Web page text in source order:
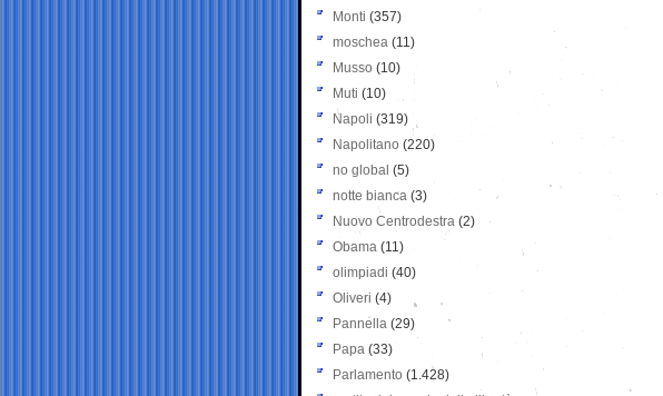
Monti (357)
moschea (11)
Musso (10)
Muti (10)
Napoli (319)
Napolitano (220)
no global (5)
notte bianca (3)
Nuovo Centrodestra (2)
Obama (11)
olimpiadi (40)
Oliveri (4)
Pannella (29)
Papa (33)
Parlamento (1.428)